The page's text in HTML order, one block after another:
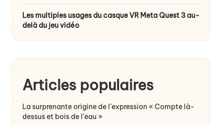
Les multiples usages du casque VR Meta Quest 3 au-
delà du jeu vidéo
Articles populaires
La surprenante origine de l’expression « Compte là-
dessus et bois de l’eau »